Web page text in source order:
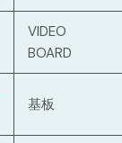
VIDEO
BOARD
基板